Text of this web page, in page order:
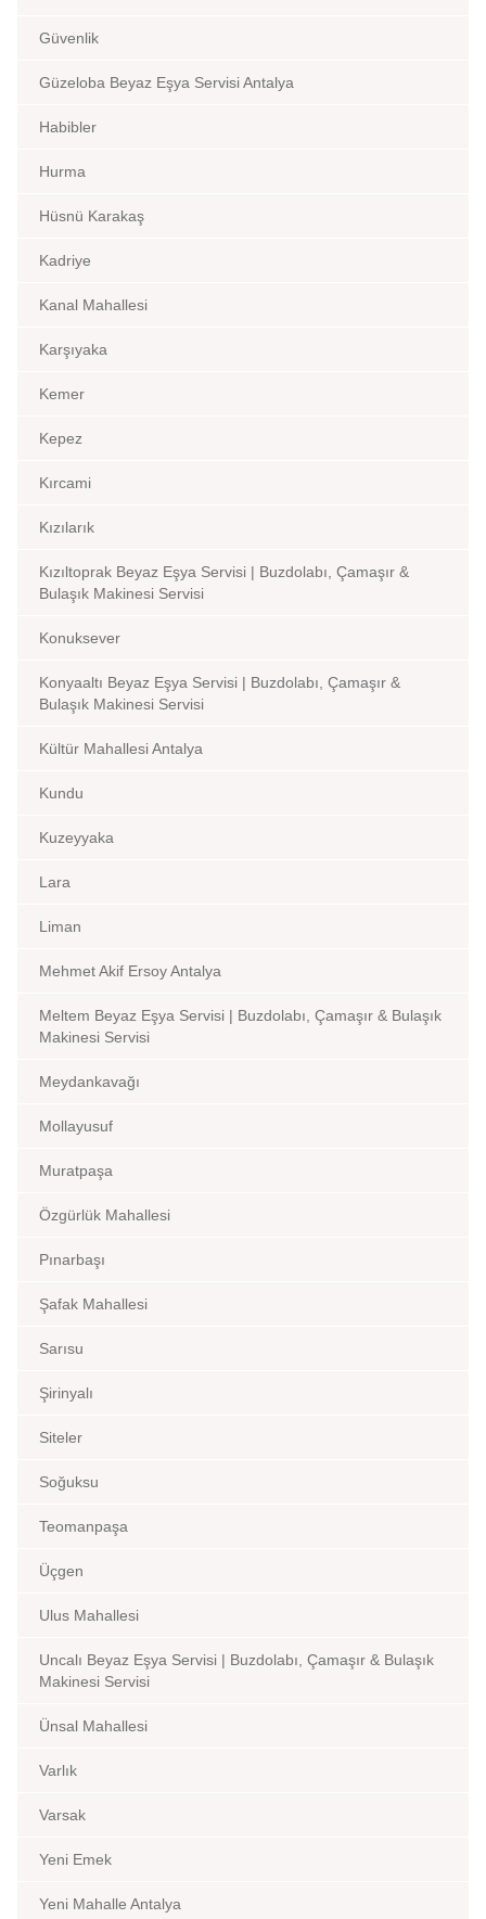
Güvenlik
Güzeloba Beyaz Eşya Servisi Antalya
Habibler
Hurma
Hüsnü Karakaş
Kadriye
Kanal Mahallesi
Karşıyaka
Kemer
Kepez
Kırcami
Kızılarık
Kızıltoprak Beyaz Eşya Servisi | Buzdolabı, Çamaşır &
Bulaşık Makinesi Servisi
Konuksever
Konyaaltı Beyaz Eşya Servisi | Buzdolabı, Çamaşır &
Bulaşık Makinesi Servisi
Kültür Mahallesi Antalya
Kundu
Kuzeyyaka
Lara
Liman
Mehmet Akif Ersoy Antalya
Meltem Beyaz Eşya Servisi | Buzdolabı, Çamaşır & Bulaşık
Makinesi Servisi
Meydankavağı
Mollayusuf
Muratpaşa
Özgürlük Mahallesi
Pınarbaşı
Şafak Mahallesi
Sarısu
Şirinyalı
Siteler
Soğuksu
Teomanpaşa
Üçgen
Ulus Mahallesi
Uncalı Beyaz Eşya Servisi | Buzdolabı, Çamaşır & Bulaşık
Makinesi Servisi
Ünsal Mahallesi
Varlık
Varsak
Yeni Emek
Yeni Mahalle Antalya